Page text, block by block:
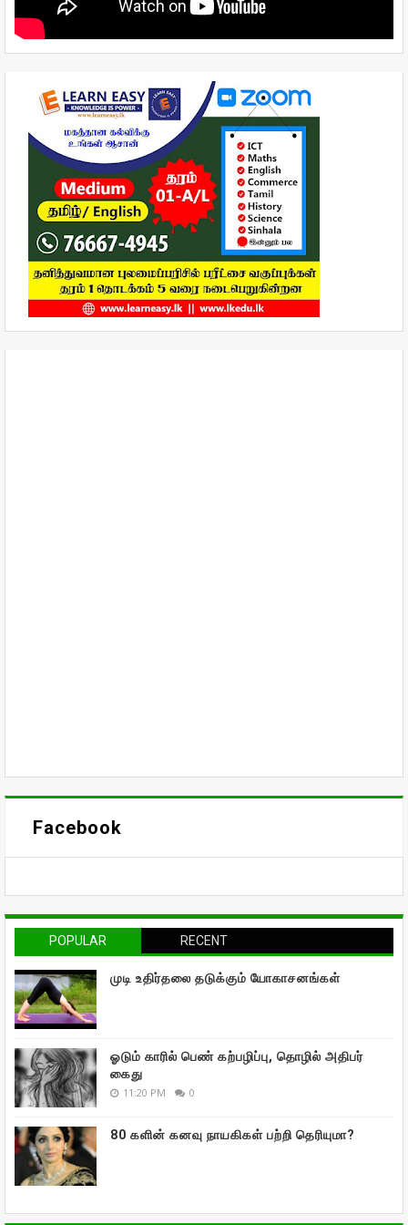
Facebook
POPULAR RECENT
முடி உதிர்தலை தடுக்கும் யோகாசனங்கள்
ஓடும் காரில் பெண் கற்பழிப்பு, தொழில் அதிபர்
கைது
11:20 PM 0
80 களின் கனவு நாயகிகள் பற்றி தெரியுமா?